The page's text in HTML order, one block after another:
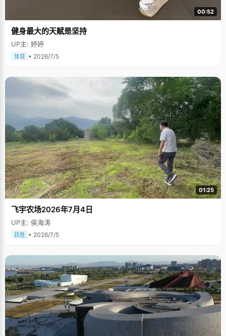
00:52
健身最大的天赋是坚持
UP主: 婷婷
体育 • 2026/7/5
01:25
飞宇农场2026年7月4日
UP主: 侯海涛
跃胜 • 2026/7/5